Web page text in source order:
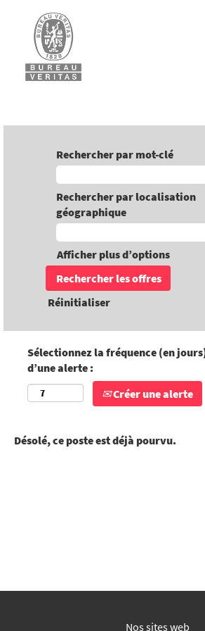
Rechercher par mot-clé
Rechercher par localisation
géographique
Afficher plus d’options
Réinitialiser
Sélectionnez la fréquence (en
d’une alerte :
Créer une alerte
Désolé, ce poste est déjà pourvu.
Nos sites web